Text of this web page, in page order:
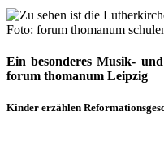
Foto: forum thomanum
Ein besonderes Musik-
forum thomanum Leipzig
Kinder erzählen